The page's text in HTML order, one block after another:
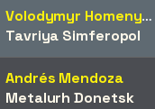
Volodymyr Homenyuk
Tavriya Simferopol
Andrés Mendoza
Metalurh Donetsk